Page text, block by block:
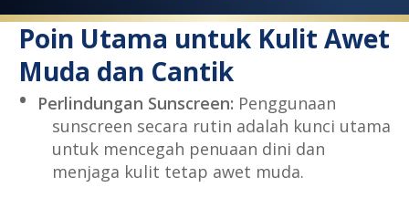
Poin Utama untuk Kulit Awet
Muda dan Cantik
Perlindungan Sunscreen: Penggunaan
sunscreen secara rutin adalah kunci utama
untuk mencegah penuaan dini dan
menjaga kulit tetap awet muda.